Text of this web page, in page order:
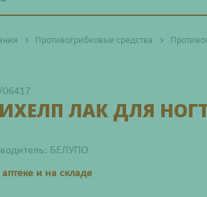
Противогрибковые средства
ЛАК ДЛЯ
БЕЛУПО
аптеке и на складе